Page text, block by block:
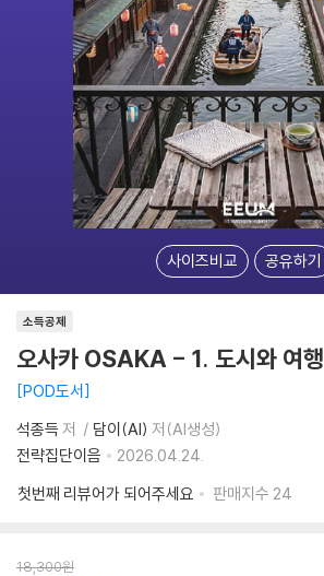
사이즈비교 공유하기
소득공제
오사카 OSAKA - 1. 도시와 여행
POD도서
석종득 저 담이(AI) 저(AI생성)
전략집단이음
2026.04.24.
첫번째 리뷰어가 되어주세요
판매지수 24
18,300원